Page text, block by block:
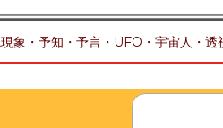
象・予知・予言・UFO・宇宙人・